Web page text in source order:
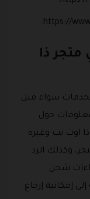
متجر ذا
سواء قبل
حول
اوت نت وغيره
وكذلك الرد
شحن
إمكانية إرجاع